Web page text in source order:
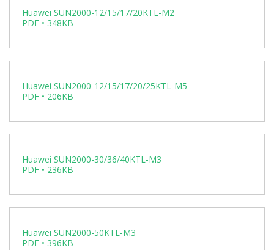
Huawei SUN2000-12/15/17/20KTL-M2
PDF • 348KB
Huawei SUN2000-12/15/17/20/25KTL-M5
PDF • 206KB
Huawei SUN2000-30/36/40KTL-M3
PDF • 236KB
Huawei SUN2000-50KTL-M3
PDF • 396KB